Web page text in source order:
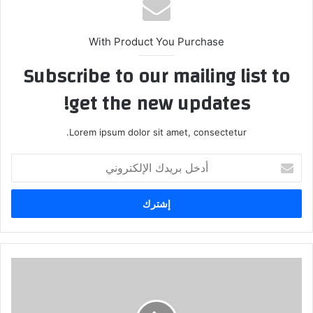
With Product You Purchase
Subscribe to our mailing list to
get the new updates!
Lorem ipsum dolor sit amet, consectetur.
بريدك
الإلكتروني